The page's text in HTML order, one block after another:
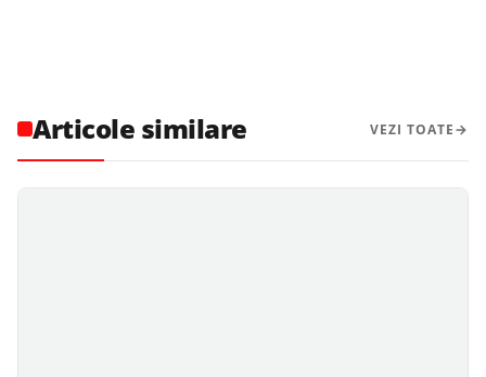
Articole similare VEZI TOATE